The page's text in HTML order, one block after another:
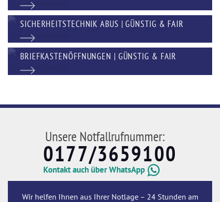
SICHERHEITSTECHNIK ABUS | GÜNSTIG & FAIR
BRIEFKASTENÖFFNUNGEN | GÜNSTIG & FAIR
Unsere Notfallrufnummer:
0177/3659100
Kontakt auch über WhatsApp
Wir helfen Ihnen aus Ihrer Notlage – 24 Stunden am